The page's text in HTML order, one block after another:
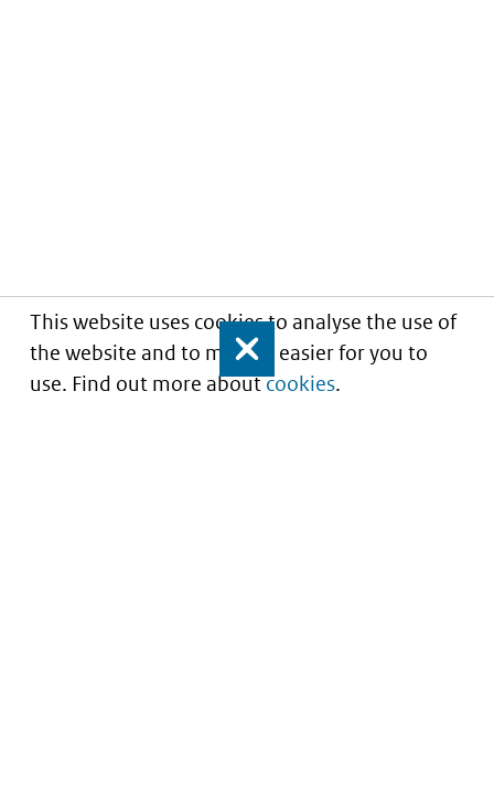
This website uses cookies to analyse the use of
the website and to make it easier for you to
use. Find out more aboutcookies.
Close